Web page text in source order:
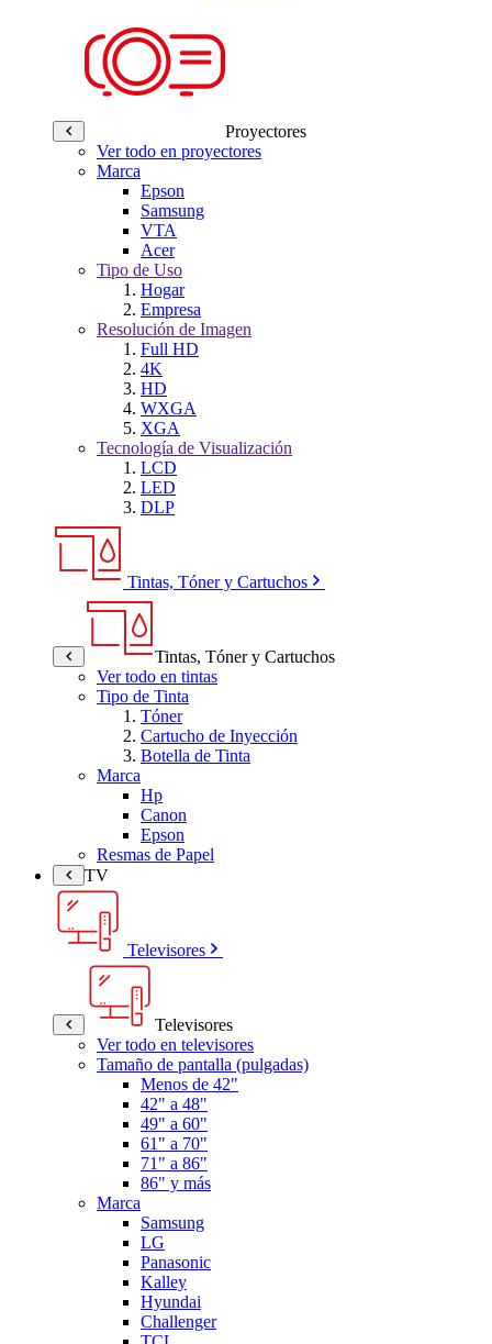
Proyectores
Ver todo en proyectores
Marca
Epson
Samsung
VTA
Acer
Tipo de Uso
Hogar
Empresa
Resolución de Imagen
Full HD
4K
HD
WXGA
XGA
Tecnología de Visualización
LCD
LED
DLP
Tintas, Tóner y Cartuchos
Tintas, Tóner y Cartuchos
Ver todo en tintas
Tipo de Tinta
Tóner
Cartucho de Inyección
Botella de Tinta
Marca
Hp
Canon
Epson
Resmas de Papel
TV
Televisores
Televisores
Ver todo en televisores
Tamaño de pantalla (pulgadas)
Menos de 42"
42" a 48"
49" a 60"
61" a 70"
71" a 86"
86" y más
Marca
Samsung
LG
Panasonic
Kalley
Hyundai
Challenger